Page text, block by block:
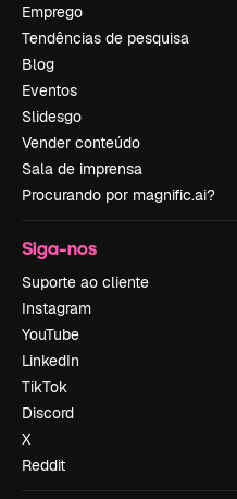
Emprego
Tendências de pesquisa
Blog
Eventos
Slidesgo
Vender conteúdo
Sala de imprensa
Procurando por magnific.ai?
Siga-nos
Suporte ao cliente
Instagram
YouTube
LinkedIn
TikTok
Discord
X
Reddit